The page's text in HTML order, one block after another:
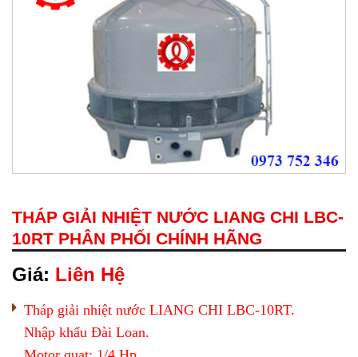
THÁP GIẢI NHIỆT NƯỚC LIANG CHI LBC-
10RT PHÂN PHỐI CHÍNH HÃNG
Giá: Liên Hệ
Tháp giải nhiệt nước LIANG CHI LBC-10RT.
Nhập khẩu Đài Loan.